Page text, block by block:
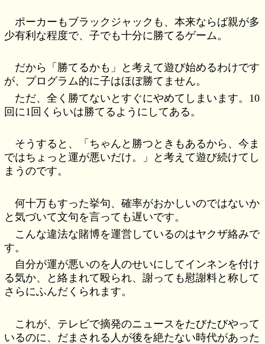
ポーカーもブラックジャックも、本来ならば親が多
少有利な程度で、子でも十分に勝てるゲーム。
だから「勝てるかも」と考えて遊び始めるわけです
が、プログラム的に子はほぼ勝てません。
ただ、全く勝てないとすぐにやめてしまいます。10
回に1回くらいは勝てるようにしてある。
そうすると、「ちゃんと勝つときもあるから、今ま
ではちょっと運が悪いだけ。」と考えて遊び続けてし
まうのです。
何十万もすった挙句、確率がおかしいのではないか
と気づいて文句を言っても遅いです。
こんな違法な賭博を運営しているのはヤクザ絡みで
す。
自分が運が悪いのを人のせいにしてインネンを付け
る気か、と絡まれて殴られ、謝っても慰謝料と称して
さらにふんだくられます。
これが、テレビで摘発のニュースをたびたびやって
いるのに、だまされる人が後を絶たない時代があった